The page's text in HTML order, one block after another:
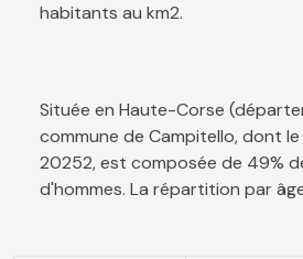
habitants au km2.
Située en Haute-Corse
commune de Campitello, dont
20252, est composée de 49%
d'hommes. La répartition par